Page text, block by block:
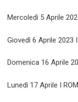
Mercoledì 5 Aprile
Giovedì 6 Aprile 2023
Domenica 16 Aprile
Lunedì 17 Aprile I